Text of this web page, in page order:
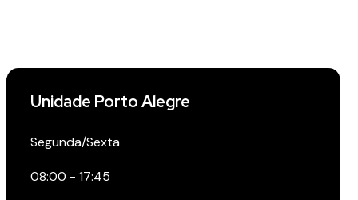
Unidade Porto Alegre
Segunda/Sexta
08:00 - 17:45